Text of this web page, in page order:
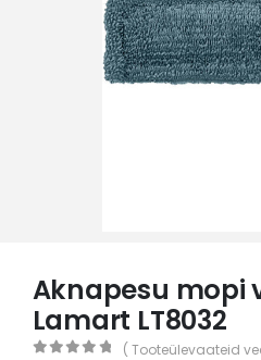
Aknapesu mopi
Lamart LT8032
( Tooteülevaateid